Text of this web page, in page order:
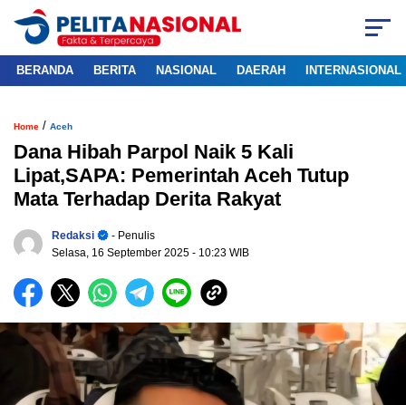
BERANDA BERITA NASIONAL DAERAH INTERNASIONAL
Home / Aceh
Dana Hibah Parpol Naik 5 Kali
Lipat,SAPA: Pemerintah Aceh Tutup
Mata Terhadap Derita Rakyat
Redaksi
- Penulis
Selasa, 16 September 2025 - 10:23 WIB